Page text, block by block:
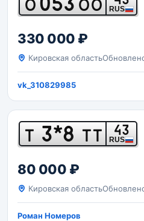
О ОО RUS
330 000 ₽
Кировская область
vk_310829985
Т 3*8 ТТ 43
RUS
80 000 ₽
Кировская область
Роман Номеров